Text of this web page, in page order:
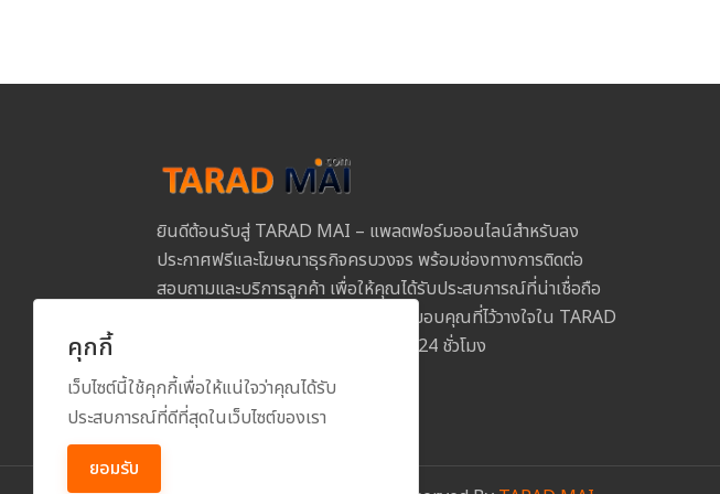
ยินดีต้อนรับสู่ TARAD MAI – แพลตฟอร์มออนไลน์สำหรับลง
ประกาศฟรีและโฆษณาธุรกิจครบวงจร พร้อมช่องทางการติดต่อ
สอบถามและบริการลูกค้า เพื่อให้คุณได้รับประสบการณ์ที่น่าเชื่อถือ
และปลอดภัยในการใช้งานทุกขั้นตอน ขอบคุณที่ไว้วางใจใน TARAD
MAI และเราพร้อมให้บริการคุณตลอด 24 ชั่วโมง
คุกกี้
เว็บไซต์นี้ใช้คุกกี้เพื่อให้แน่ใจว่าคุณได้รับ
ประสบการณ์ที่ดีที่สุดในเว็บไซต์ของเรา
ยอมรับ